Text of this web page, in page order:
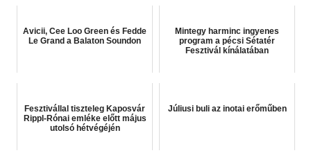
Avicii, Cee Loo Green és Fedde
Le Grand a Balaton Soundon
Mintegy harminc ingyenes
program a pécsi Sétatér
Fesztivál kínálatában
Fesztivállal tiszteleg Kaposvár
Rippl-Rónai emléke előtt május
utolsó hétvégéjén
Júliusi buli az inotai erőműben